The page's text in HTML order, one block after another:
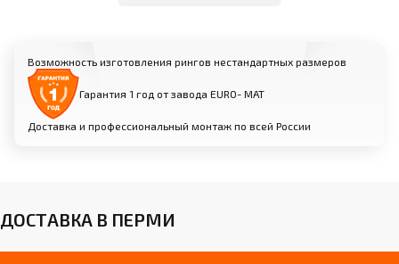
Съемный чехол из износостойкой
искусственной кожи
Порошковое покрытие для защиты от
коррозии
Кольцевые «ушки-держатели» для крепления
Возможность изготовления рингов нестандартных размеров
Гарантия 1 год от завода EURO- МАТ
Доставка и профессиональный монтаж по всей России
ДОСТАВКА В ПЕРМИ